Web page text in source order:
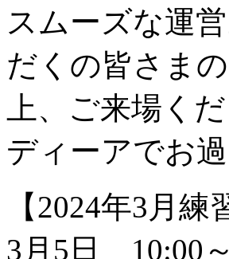
スムーズな運
だくの皆さま
上、ご来場く
ディーアでお
【2024年3月
3月5日 10:00